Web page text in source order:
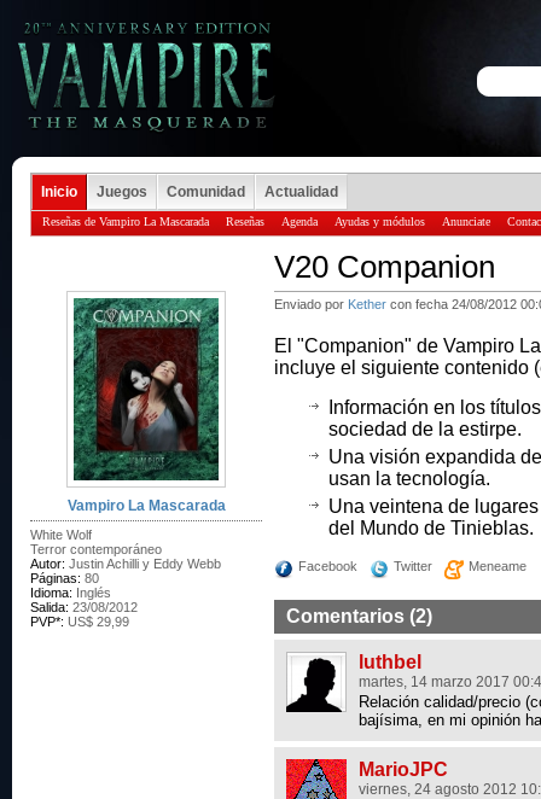
Inicio Juegos Comunidad Actualidad
Reseñas de Vampiro La Mascarada Reseñas Agenda Ayudas y módulos Anunciate
V20 Companion
Enviado por Kether con fecha 24/08/2012
El "Companion" de Vampiro
incluye el siguiente contenido
Información en los
sociedad de la estirpe.
Una visión expandida
usan la tecnología.
Una veintena de
del Mundo de Tinieblas.
Facebook Twitter Meneame
Comentarios (2)
luthbel
martes, 14 marzo 2017
Relación calidad/precio
bajísima, en mi opinión
MarioJPC
viernes, 24 agosto 2012
Vampiro La Mascarada
White Wolf
Terror contemporáneo
Autor: Justin Achilli y Eddy Webb
Páginas: 80
Idioma: Inglés
Salida: 23/08/2012
PVP*: US$ 29,99